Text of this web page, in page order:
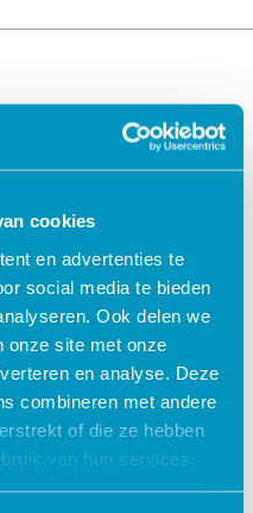
cookies
en advertenties te
social media te bieden
Ook delen we
onze site met onze
en analyse. Deze
combineren met andere
of die ze hebben
van hun services.
Oplossingen voor de
kinderopvang
Kind Informatie Systeem
Roosterplanning
Oudercommunicatie
HR / Salaris
Octopus